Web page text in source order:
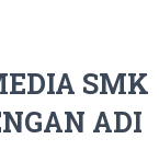
SMK
ADI